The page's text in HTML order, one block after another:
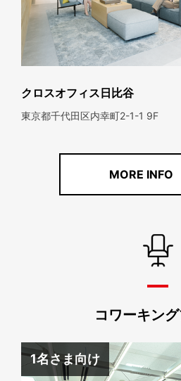
クロスオフィス日比谷
東京都千代田区内幸町2-1-1 9F
MORE INFO
コワーキン
1名さま向け